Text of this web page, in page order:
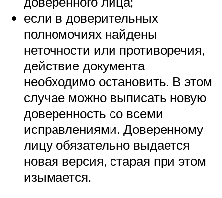
если в доверительных
полномочиях найдены
неточности или противоречия,
действие документа
необходимо остановить. В этом
случае можно выписать новую
доверенность со всеми
исправлениями. Доверенному
лицу обязательно выдается
новая версия, старая при этом
изымается.